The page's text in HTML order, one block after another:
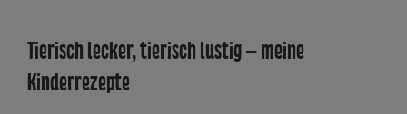
Tierisch lecker, tierisch lustig – meine
Kinderrezepte